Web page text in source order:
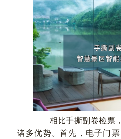
相比手撕副卷检票，
诸多优势。首先，电子门